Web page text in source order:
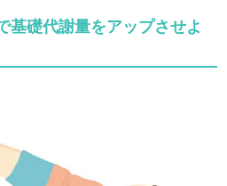
基礎代謝量をアップさせよ